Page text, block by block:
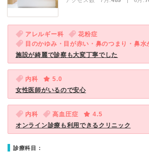
アレルギー科
花粉症
目のかゆみ・目が赤い・鼻のつまり・鼻水
施設が綺麗で診察も大変丁寧でした
内科
5.0
女性医師がいるので安心
内科 高血圧症
4.5
オンライン診療も利用できるクリニック
診療科目：